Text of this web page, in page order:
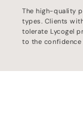
The high-quality
types. Clients
tolerate Lycogel
to the confidence